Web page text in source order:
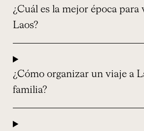
¿Cuál es la mejor época para
Laos?
¿Cómo organizar un viaje a
familia?